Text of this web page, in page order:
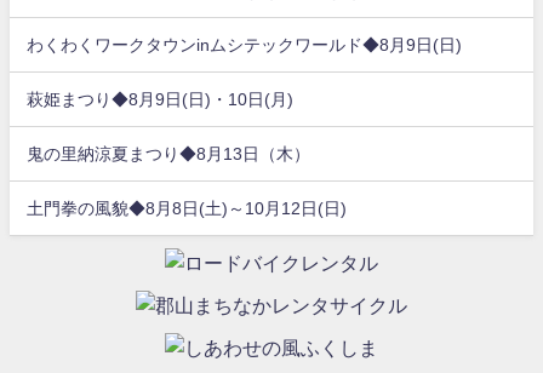
わくわくワークタウンinムシテックワールド◆8月9日(日)
萩姫まつり◆8月9日(日)・10日(月)
鬼の里納涼夏まつり◆8月13日（木）
土門拳の風貌◆8月8日(土)～10月12日(日)